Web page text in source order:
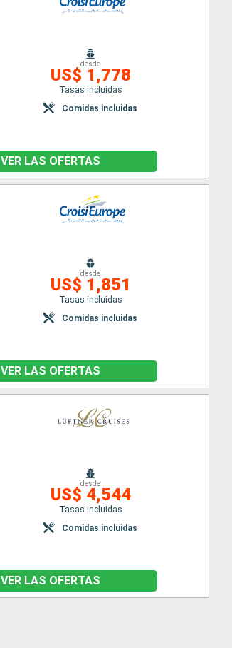
desde
US$ 1,778
Tasas incluidas
Comidas incluidas
VER LAS OFERTAS
desde
US$ 1,851
Tasas incluidas
Comidas incluidas
VER LAS OFERTAS
desde
US$ 4,544
Tasas incluidas
Comidas incluidas
VER LAS OFERTAS